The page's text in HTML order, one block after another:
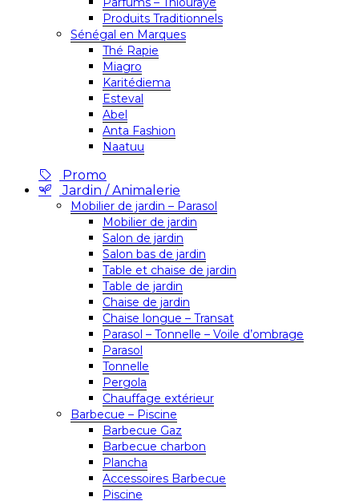
Produits Traditionnels
Sénégal en Marques
Thé Rapie
Miagro
Karitédiema
Esteval
Abel
Anta Fashion
Naatuu
Promo
Jardin / Animalerie
Mobilier de jardin – Parasol
Mobilier de jardin
Salon de jardin
Salon bas de jardin
Table et chaise de jardin
Table de jardin
Chaise de jardin
Chaise longue – Transat
Parasol – Tonnelle – Voile d’ombrage
Parasol
Tonnelle
Pergola
Chauffage extérieur
Barbecue – Piscine
Barbecue Gaz
Barbecue charbon
Plancha
Accessoires Barbecue
Piscine